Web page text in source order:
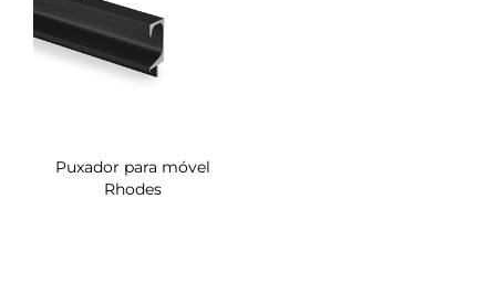
Puxador para móvel
Rhodes